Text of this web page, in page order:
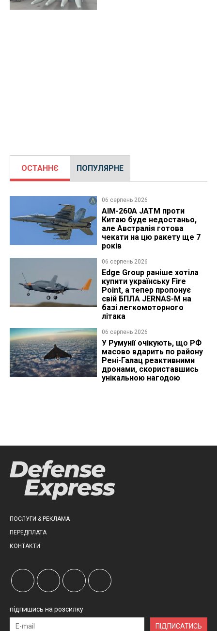
ОСТАННЄ ПОПУЛЯРНЕ
06 серпень 2026
AIM-260A JATM проти
Китаю буде недостаньо,
але Австралія готова
чекати на цю ракету ще 7
років
06 серпень 2026
Edge Group раніше хотіла
купити українську Fire
Point, а тепер пропонує
свій БПЛА JERNAS-M на
базі легкомоторного
літака
06 серпень 2026
У Румунії очікують, що РФ
масово вдарить по району
Рені-Галац реактивними
дронами, скориставшись
унікальною нагодою
ПОСЛУГИ & РЕКЛАМА
ПЕРЕДПЛАТА
КОНТАКТИ
підпишись на розсилку
ПІДПИСАТИСЬ